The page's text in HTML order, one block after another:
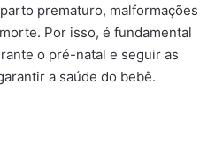
prematuro, malformações
Por isso, é fundamental
o pré-natal e seguir as
a saúde do bebê.